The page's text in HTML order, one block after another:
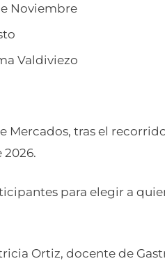
Noviembre
Valdiviezo
Mercados, tras el
2026.
para elegir a
Ortiz, docente de